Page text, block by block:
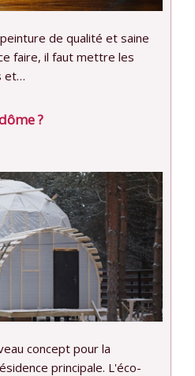
de qualité et saine
faire, il faut mettre les
et…
?
concept pour la
principale. L'éco-